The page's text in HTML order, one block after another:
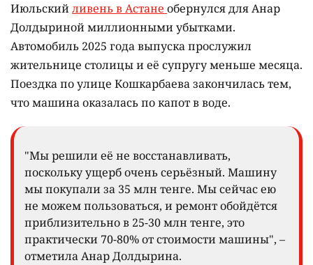
Июльскийливень в Астане обернулся для Анар
Долдыриной миллионными убытками.
Автомобиль 2025 года выпуска прослужил
жительнице столицы и её супругу меньше месяца.
Поездка по улице Кошкарбаева закончилась тем,
что машина оказалась по капот в воде.
"Мы решили её не восстанавливать,
поскольку ущерб очень серьёзный. Машину
мы покупали за 35 млн тенге. Мы сейчас ею
не можем пользоваться, и ремонт обойдётся
приблизительно в 25-30 млн тенге, это
практически 70-80% от стоимости машины", –
отметила Анар Долдырина.